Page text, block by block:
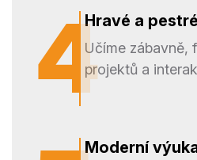
4
4Hravé a
Učíme zábavně,
projektů a
Moderní